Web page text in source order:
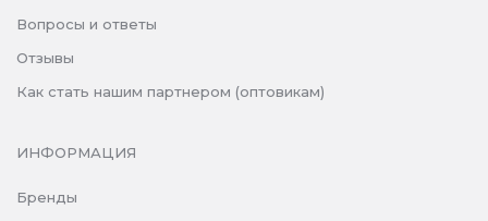
Вопросы и ответы
Отзывы
Как стать нашим партнером (оптовикам)
ИНФОРМАЦИЯ
Бренды